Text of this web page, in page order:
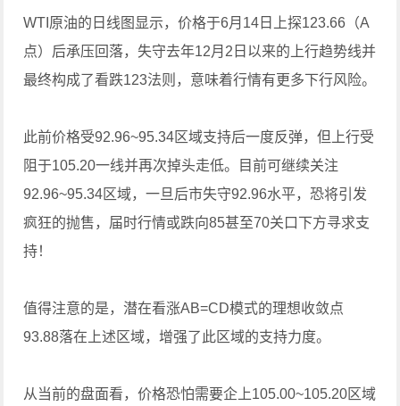
WTI原油的日线图显示，价格于6月14日上探123.66（A
点）后承压回落，失守去年12月2日以来的上行趋势线并
最终构成了看跌123法则，意味着行情有更多下行风险。
此前价格受92.96~95.34区域支持后一度反弹，但上行受
阻于105.20一线并再次掉头走低。目前可继续关注
92.96~95.34区域，一旦后市失守92.96水平，恐将引发
疯狂的抛售，届时行情或跌向85甚至70关口下方寻求支
持！
值得注意的是，潜在看涨AB=CD模式的理想收敛点
93.88落在上述区域，增强了此区域的支持力度。
从当前的盘面看，价格恐怕需要企上105.00~105.20区域